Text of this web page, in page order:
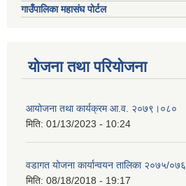
गाउँपालिका महासंघ पोर्टल
योजना तथा परियोजना
आयोजना तथा कार्यक्रम आ.व. २०७९।०८०
मिति: 01/13/2023 - 10:24
वडागत योजना कार्यान्वयन तालिका २०७५/०७६
मिति: 08/18/2018 - 19:17